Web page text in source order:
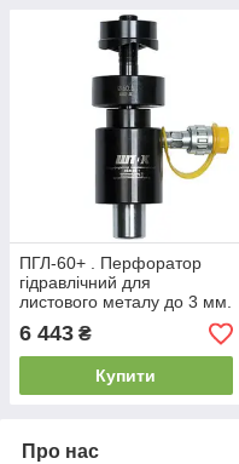
ПГЛ-60+ . Перфоратор
гідравлічний для
листового металу до 3 мм.
6 443 ₴
Купити
Про нас